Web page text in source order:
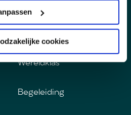
cookies
Wereldklas
Begeleiding